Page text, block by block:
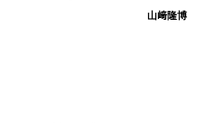
山﨑隆博